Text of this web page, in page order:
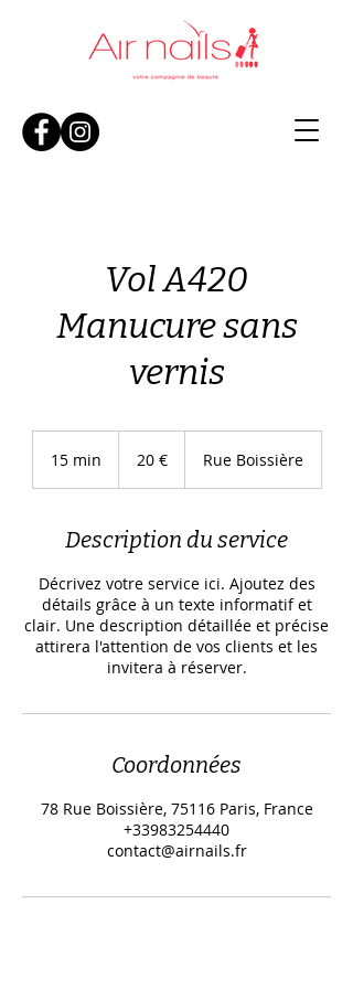
Vol A420
Manucure sans
vernis
15 min
n
20 € Rue Boissière
Description du service
Décrivez votre service ici. Ajoutez des
détails grâce à un texte informatif et
clair. Une description détaillée et précise
attirera l'attention de vos clients et les
invitera à réserver.
Coordonnées
78 Rue Boissière, 75116 Paris, France
+33983254440
contact@airnails.fr